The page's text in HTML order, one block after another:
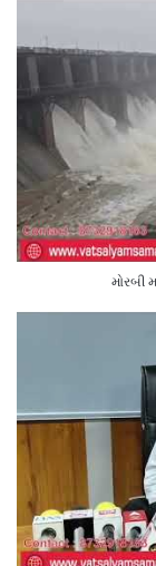
મોરબી